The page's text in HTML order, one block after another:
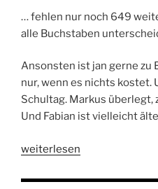
… fehlen nur noch 649
alle Buchstaben
Ansonsten ist jan gerne zu
nur, wenn es nichts kostet.
Schultag. Markus überlegt,
Und Fabian ist vielleicht
„Folge
Fabian
weiterlesen